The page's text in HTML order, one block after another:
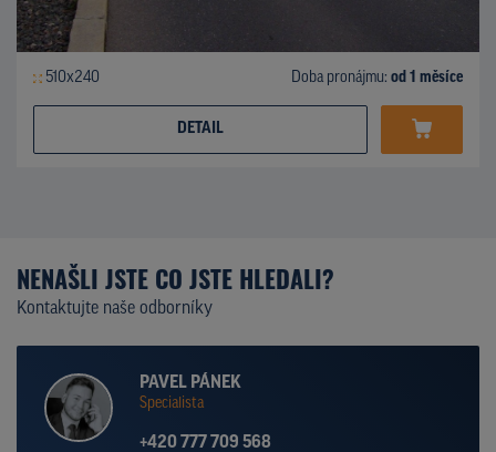
510x240 Doba pronájmu: od 1 měsíce
DETAIL
NENAŠLI JSTE CO JSTE HLEDALI?
Kontaktujte naše odborníky
PAVEL PÁNEK
Specialista
+420 777 709 568